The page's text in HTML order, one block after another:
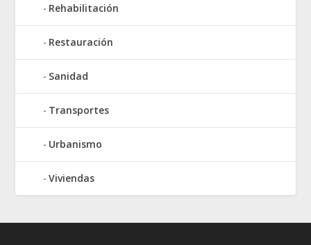
Rehabilitación
Restauración
Sanidad
Transportes
Urbanismo
Viviendas